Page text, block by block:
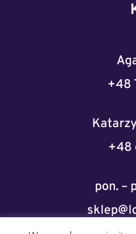
+48
+48
pon. –